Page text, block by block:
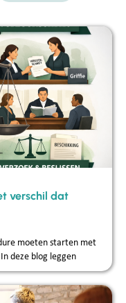
verschil dat
moeten starten met
deze blog leggen